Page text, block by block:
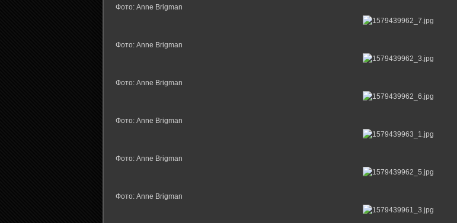
Фото: Anne Brigman
Фото: Anne Brigman
Фото: Anne Brigman
Фото: Anne Brigman
Фото: Anne Brigman
Фото: Anne Brigman